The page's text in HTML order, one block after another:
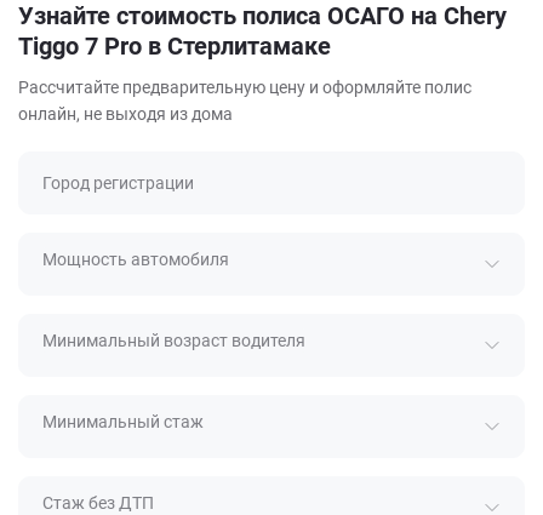
Узнайте стоимость полиса ОСАГО на Chery
Tiggo 7 Pro в Стерлитамаке
Рассчитайте предварительную цену и оформляйте полис
онлайн, не выходя из дома
Город регистрации
Мощность автомобиля
Минимальный возраст водителя
Минимальный стаж
Стаж без ДТП